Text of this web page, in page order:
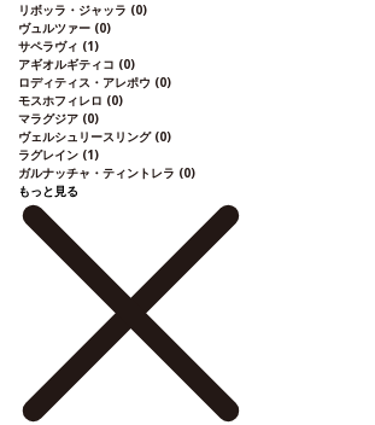
リボッラ・ジャッラ (0)
ヴュルツァー (0)
サペラヴィ (1)
アギオルギティコ (0)
ロディティス・アレポウ (0)
モスホフィレロ (0)
マラグジア (0)
ヴェルシュリースリング (0)
ラグレイン (1)
ガルナッチャ・ティントレラ (0)
もっと見る